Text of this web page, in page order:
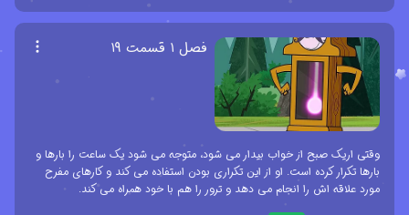
فصل ۱ قسمت ۱۹
وقتی اریک صبح از خواب بیدار می شود، متوجه می شود یک ساعت را بارها و
بارها تکرار کرده است. او از این تکراری بودن استفاده می کند و کارهای مفرح
مورد علاقه اش را انجام می دهد و ترور را هم با خود همراه می کند.